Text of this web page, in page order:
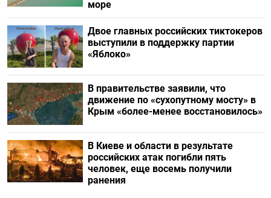
море
Двое главных российских тиктокеров
выступили в поддержку партии
«Яблоко»
В правительстве заявили, что
движение по «сухопутному мосту» в
Крым «более-менее восстановилось»
В Киеве и области в результате
российских атак погибли пять
человек, еще восемь получили
ранения